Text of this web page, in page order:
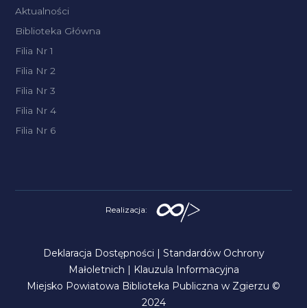
Aktualności
Biblioteka Główna
Filia Nr 1
Filia Nr 2
Filia Nr 3
Filia Nr 4
Filia Nr 6
Realizacja:
Deklaracja Dostępności | Standardów Ochrony
Małoletnich | Klauzula Informacyjna
Miejsko Powiatowa Biblioteka Publiczna w Zgierzu ©
2024